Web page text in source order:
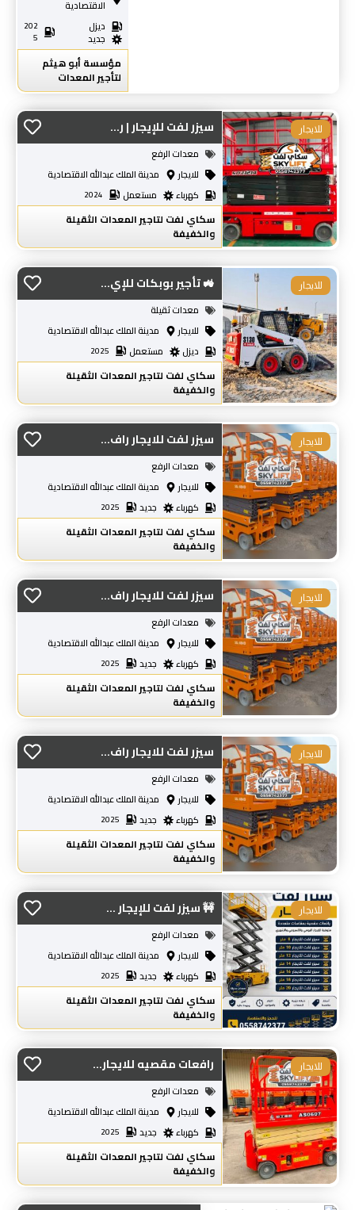
الاقتصادية
ديزل
جديد
202
5
مؤسسة أبو هيثم
لتأجير المعدات
سيزر لفت للإيجار | ر...
معدات الرفع
للايجار
مدينة الملك عبدالله الاقتصادية
كهرباء
مستعمل 2024
سكاي لفت لتاجير المعدات الثقيلة
والخفيفة
للايجار
🚜 تأجير بوبكات للإي...
معدات ثقيلة
للايجار
مدينة الملك عبدالله الاقتصادية
ديزل
مستعمل 2025
سكاي لفت لتاجير المعدات الثقيلة
والخفيفة
للايجار
سيزر لفت للايجار راف...
معدات الرفع
للايجار
مدينة الملك عبدالله الاقتصادية
كهرباء
جديد 2025
سكاي لفت لتاجير المعدات الثقيلة
والخفيفة
للايجار
سيزر لفت للايجار راف...
معدات الرفع
للايجار
مدينة الملك عبدالله الاقتصادية
كهرباء
جديد 2025
سكاي لفت لتاجير المعدات الثقيلة
والخفيفة
للايجار
سيزر لفت للايجار راف...
معدات الرفع
للايجار
مدينة الملك عبدالله الاقتصادية
كهرباء
جديد 2025
سكاي لفت لتاجير المعدات الثقيلة
والخفيفة
للايجار
🚧 سيزر لفت للإيجار ...
معدات الرفع
للايجار
مدينة الملك عبدالله الاقتصادية
كهرباء
جديد 2025
سكاي لفت لتاجير المعدات الثقيلة
والخفيفة
للايجار
رافعات مقصيه للايجار...
معدات الرفع
للايجار
مدينة الملك عبدالله الاقتصادية
كهرباء
جديد 2025
سكاي لفت لتاجير المعدات الثقيلة
والخفيفة
للايجار